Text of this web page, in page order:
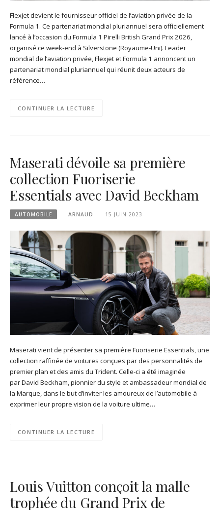
Flexjet devient le fournisseur officiel de l’aviation privée de la
Formula 1. Ce partenariat mondial pluriannuel sera officiellement
lancé à l’occasion du Formula 1 Pirelli British Grand Prix 2026,
organisé ce week-end à Silverstone (Royaume-Uni). Leader
mondial de l’aviation privée, Flexjet et Formula 1 annoncent un
partenariat mondial pluriannuel qui réunit deux acteurs de
référence…
CONTINUER LA LECTURE
Maserati dévoile sa première
collection Fuoriserie
Essentials avec David Beckham
AUTOMOBILE ARNAUD 15 JUIN 2023
Maserati vient de présenter sa première Fuoriserie Essentials, une
collection raffinée de voitures conçues par des personnalités de
premier plan et des amis du Trident. Celle-ci a été imaginée
par David Beckham, pionnier du style et ambassadeur mondial de
la Marque, dans le but d’inviter les amoureux de l’automobile à
exprimer leur propre vision de la voiture ultime…
CONTINUER LA LECTURE
Louis Vuitton conçoit la malle
trophée du Grand Prix de